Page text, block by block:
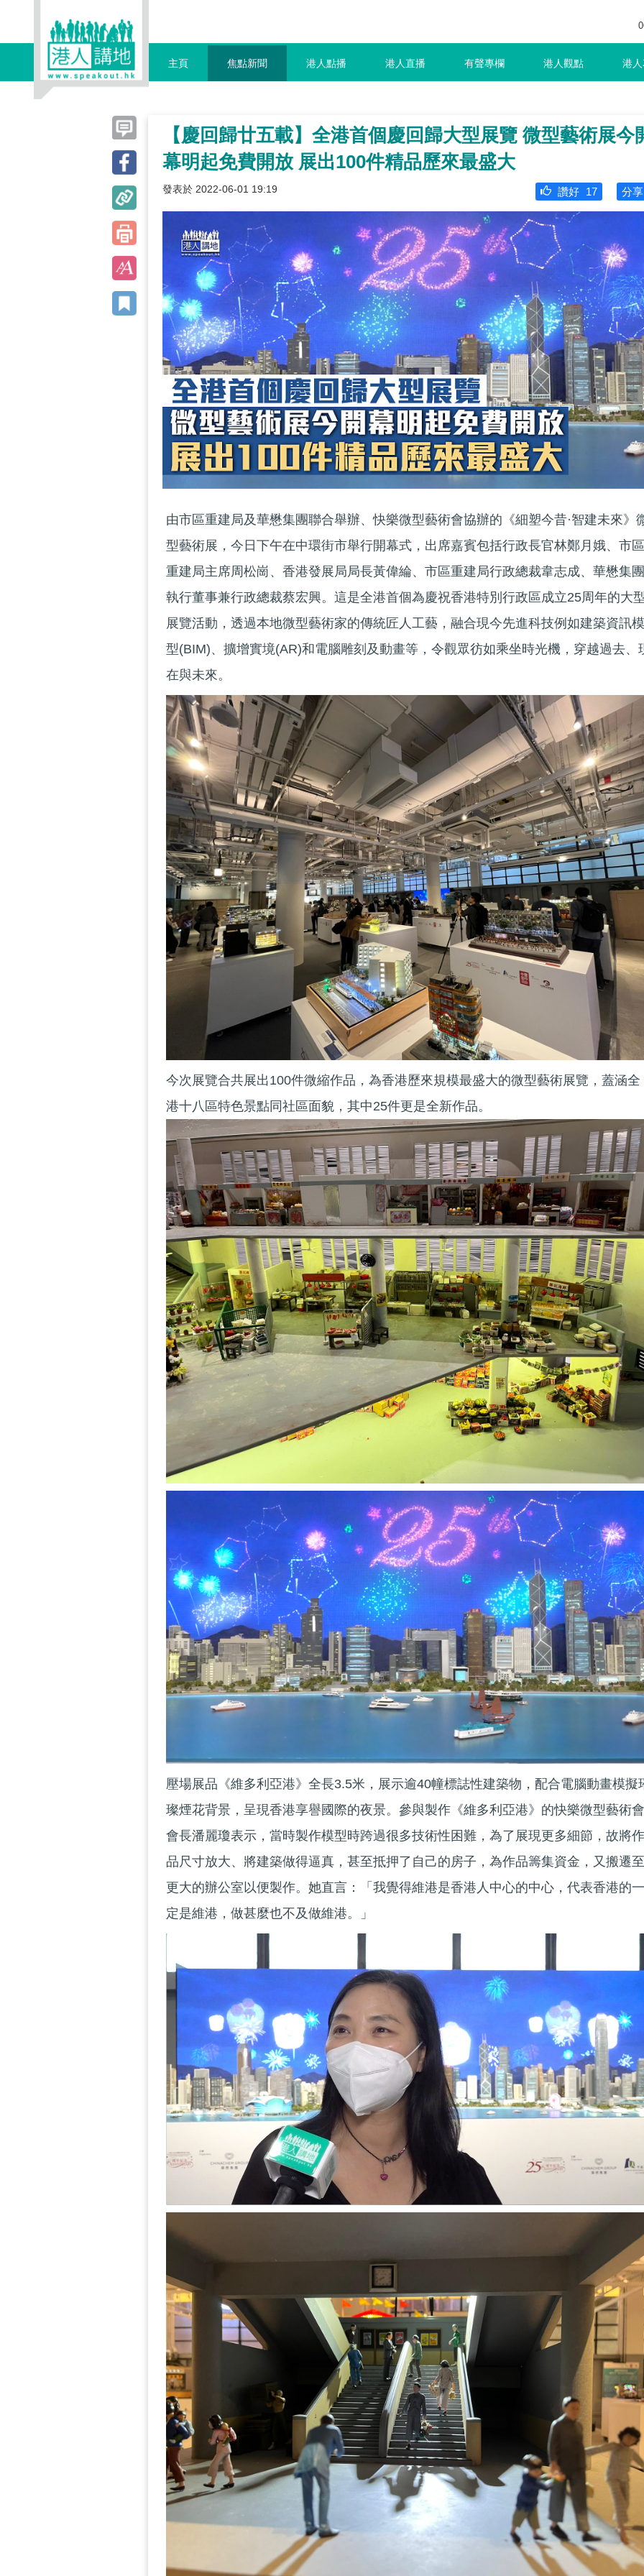
主頁 焦點新聞 港人點播 港人直播 有聲專欄 港人觀點 港
【慶回歸廿五載】全港首個慶回歸大型展覽 微型藝術展今
幕明起免費開放 展出100件精品歷來最盛大
發表於 2022-06-01 19:19 分享
讚好 17
由市區重建局及華懋集團聯合舉辦、快樂微型藝術會協辦的《細塑今昔·智建未來》
型藝術展，今日下午在中環街市舉行開幕式，出席嘉賓包括行政長官林鄭月娥、市區
重建局主席周松崗、香港發展局局長黃偉綸、市區重建局行政總裁韋志成、華懋集團
執行董事兼行政總裁蔡宏興。這是全港首個為慶祝香港特別行政區成立25周年的大
展覽活動，透過本地微型藝術家的傳統匠人工藝，融合現今先進科技例如建築資訊模
型(BIM)、擴增實境(AR)和電腦雕刻及動畫等，令觀眾彷如乘坐時光機，穿越過去、
在與未來。
今次展覽合共展出100件微縮作品，為香港歷來規模最盛大的微型藝術展覽，蓋涵全
港十八區特色景點同社區面貌，其中25件更是全新作品。
壓場展品《維多利亞港》全長3.5米，展示逾40幢標誌性建築物，配合電腦動畫模擬
璨煙花背景，呈現香港享譽國際的夜景。參與製作《維多利亞港》的快樂微型藝術會
會長潘麗瓊表示，當時製作模型時跨過很多技術性困難，為了展現更多細節，故將作
品尺寸放大、將建築做得逼真，甚至抵押了自己的房子，為作品籌集資金，又搬遷至
更大的辦公室以便製作。她直言：「我覺得維港是香港人中心的中心，代表香港的一
定是維港，做甚麼也不及做維港。」